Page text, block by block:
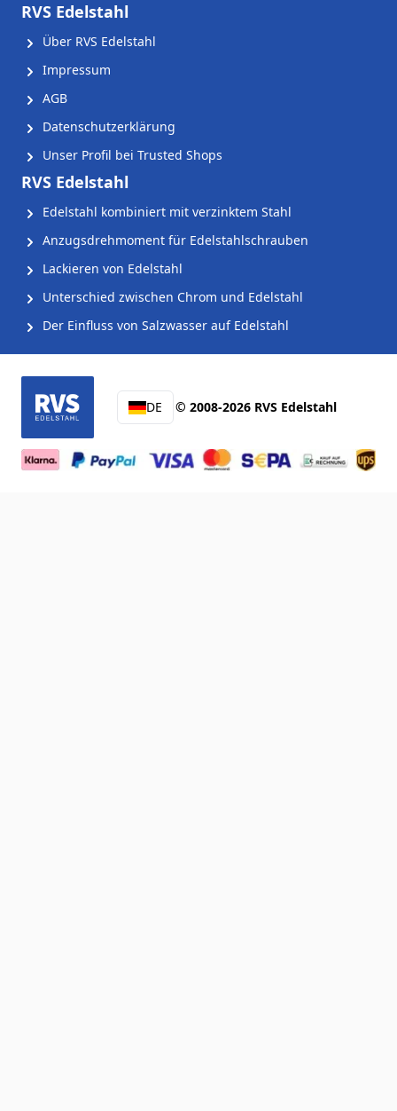
RVS Edelstahl
Über RVS Edelstahl
Impressum
AGB
Datenschutzerklärung
Unser Profil bei Trusted Shops
RVS Edelstahl
Edelstahl kombiniert mit verzinktem Stahl
Anzugsdrehmoment für Edelstahlschrauben
Lackieren von Edelstahl
Unterschied zwischen Chrom und Edelstahl
Der Einfluss von Salzwasser auf Edelstahl
DE © 2008-2026 RVS Edelstahl